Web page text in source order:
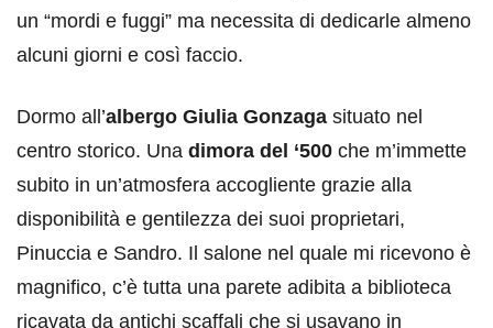
un “mordi e fuggi” ma necessita di dedicarle almeno
alcuni giorni e così faccio.
Dormo all’albergo Giulia Gonzaga situato nel
centro storico. Una dimora del ‘500 che m’immette
subito in un’atmosfera accogliente grazie alla
disponibilità e gentilezza dei suoi proprietari,
Pinuccia e Sandro. Il salone nel quale mi ricevono è
magnifico, c’è tutta una parete adibita a biblioteca
ricavata da antichi scaffali che si usavano in